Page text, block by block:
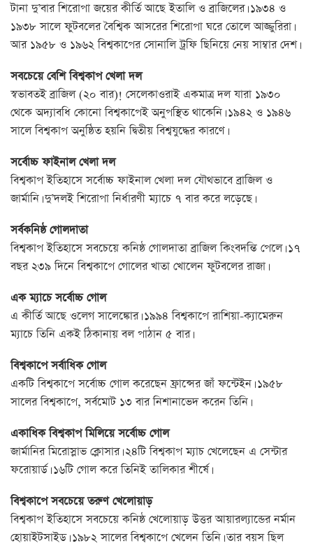
টানা দু’বার শিরোপা জয়ের কীর্তি আছে ইতালি ও ব্রাজিলের। ১৯৩৪ ও
১৯৩৮ সালে ফুটবলের বৈশ্বিক আসরের শিরোপা ঘরে তোলে আজ্জুরিরা।
আর ১৯৫৮ ও ১৯৬২ বিশ্বকাপের সোনালি ট্রফি ছিনিয়ে নেয় সাম্বার দেশ।
সবচেয়ে বেশি বিশ্বকাপ খেলা দল
স্বভাবতই ব্রাজিল (২০ বার)! সেলেকাওরাই একমাত্র দল যারা ১৯৩০
থেকে অদ্যাবধি কোনো বিশ্বকাপেই অনুপস্থিত থাকেনি। ১৯৪২ ও ১৯৪৬
সালে বিশ্বকাপ অনুষ্ঠিত হয়নি দ্বিতীয় বিশ্বযুদ্ধের কারণে।
সর্বোচ্চ ফাইনাল খেলা দল
বিশ্বকাপ ইতিহাসে সর্বোচ্চ ফাইনাল খেলা দল যৌথভাবে ব্রাজিল ও
জার্মানি। দু’দলই শিরোপা নির্ধারণী ম্যাচে ৭ বার করে লড়েছে।
সর্বকনিষ্ঠ গোলদাতা
বিশ্বকাপ ইতিহাসে সবচেয়ে কনিষ্ঠ গোলদাতা ব্রাজিল কিংবদন্তি পেলে। ১৭
বছর ২৩৯ দিনে বিশ্বকাপে গোলের খাতা খোলেন ফুটবলের রাজা।
এক ম্যাচে সর্বোচ্চ গোল
এ কীর্তি আছে ওলেগ সালেঙ্কোর। ১৯৯৪ বিশ্বকাপে রাশিয়া-ক্যামেরুন
ম্যাচে তিনি একই ঠিকানায় বল পাঠান ৫ বার।
বিশ্বকাপে সর্বাধিক গোল
একটি বিশ্বকাপে সর্বোচ্চ গোল করেছেন ফ্রান্সের জাঁ ফন্টেইন। ১৯৫৮
সালের বিশ্বকাপে, সর্বমোট ১৩ বার নিশানাভেদ করেন তিনি।
একাধিক বিশ্বকাপ মিলিয়ে সর্বোচ্চ গোল
জার্মানির মিরোস্লাভ ক্লোসার। ২৪টি বিশ্বকাপ ম্যাচ খেলেছেন এ সেন্টার
ফরোয়ার্ড। ১৬টি গোল করে তিনিই তালিকার শীর্ষে।
বিশ্বকাপে সবচেয়ে তরুণ খেলোয়াড়
বিশ্বকাপ ইতিহাসে সবচেয়ে কনিষ্ঠ খেলোয়াড় উত্তর আয়ারল্যান্ডের নর্মান
হোয়াইটসাইড। ১৯৮২ সালের বিশ্বকাপে খেলেন তিনি। তার বয়স ছিল